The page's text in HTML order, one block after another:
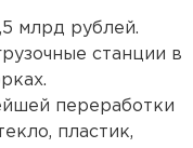
млрд рублей.
станции в
переработки
пластик,